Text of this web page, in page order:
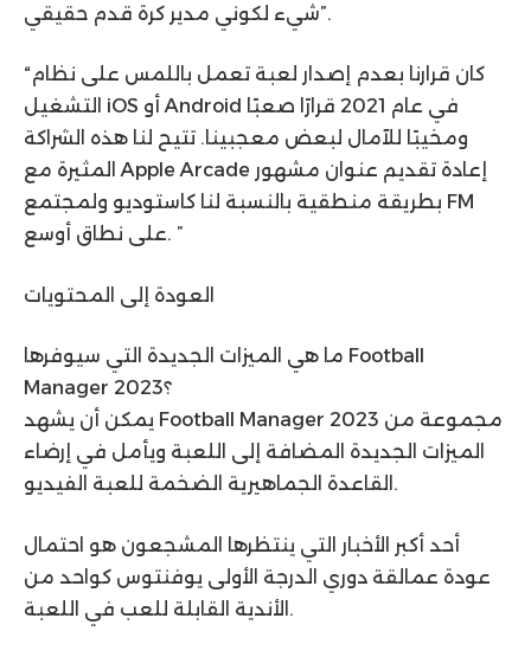
شيء لكوني مدير كرة قدم حقيقي”.
“كان قرارنا بعدم إصدار لعبة تعمل باللمس على نظام
التشغيل iOS أو Android في عام 2021 قرارًا صعبًا
ومخيبًا للآمال لبعض معجبينا. تتيح لنا هذه الشراكة
المثيرة مع Apple Arcade إعادة تقديم عنوان مشهور
بطريقة منطقية بالنسبة لنا كاستوديو ولمجتمع FM
على نطاق أوسع. ”
العودة إلى المحتويات
ما هي الميزات الجديدة التي سيوفرها Football
Manager 2023؟
يمكن أن يشهد Football Manager 2023 مجموعة من
الميزات الجديدة المضافة إلى اللعبة ويأمل في إرضاء
القاعدة الجماهيرية الضخمة للعبة الفيديو.
أحد أكبر الأخبار التي ينتظرها المشجعون هو احتمال
عودة عمالقة دوري الدرجة الأولى يوفنتوس كواحد من
الأندية القابلة للعب في اللعبة.